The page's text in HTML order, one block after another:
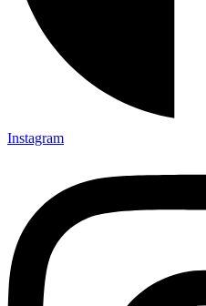
Instagram